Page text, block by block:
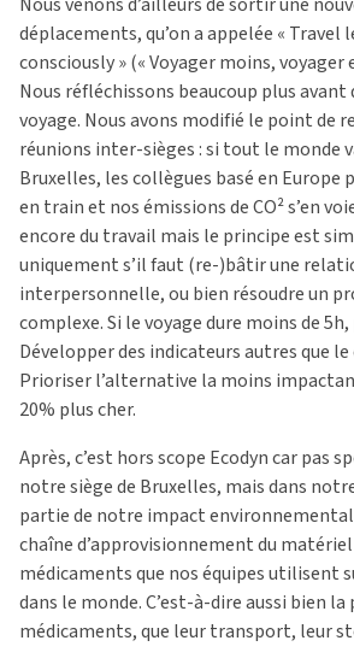
déplacements, qu’on a appelée « Travel
consciously » (« Voyager moins, voyager
Nous réfléchissons beaucoup plus avant
voyage. Nous avons modifié le point de
réunions inter-sièges : si tout le monde
Bruxelles, les collègues basé en Europe
en train et nos émissions de CO²s’en
encore du travail mais le principe est
uniquement s’il faut (re-)bâtir une
interpersonnelle, ou bien résoudre un
complexe. Si le voyage dure moins de
Développer des indicateurs autres que le
Prioriser l’alternative la moins
20% plus cher.
Après, c’est hors scope Ecodyn car pas
notre siège de Bruxelles, mais dans
partie de notre impact
chaîne d’approvisionnement du
médicaments que nos équipes utilisent
dans le monde. C’est-à-dire aussi bien
médicaments, que leur transport, leur